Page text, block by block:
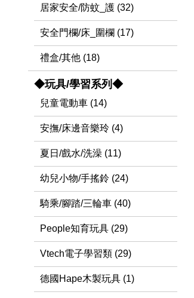
居家安全/防蚊_護 (32)
安全門欄/床_圍欄 (17)
禮盒/其他 (18)
◆玩具/學習系列◆
兒童電動車 (14)
安撫/床邊音樂玲 (4)
夏日/戲水/洗澡 (11)
幼兒小物/手搖鈴 (24)
騎乘/腳踏/三輪車 (40)
People知育玩具 (29)
Vtech電子學習類 (29)
德國Hape木製玩具 (1)